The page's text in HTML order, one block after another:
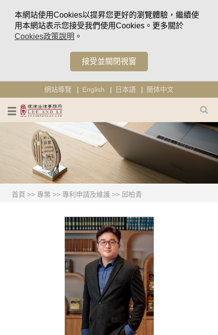
本網站使用Cookies以提昇您更好的瀏覽體驗，繼續使
用本網站表示您接受我們使用Cookies。更多關於
Cookies政策說明 。
接受並關閉視窗
網站導覽 English 日本語 簡体中文
首頁 >> 專業 >> 專利申請及維護 >> 邱柏青